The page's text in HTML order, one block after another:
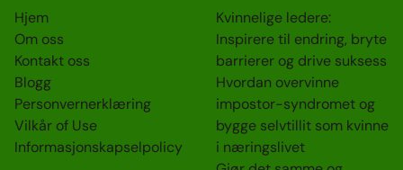
Hjem
Om oss
Kontakt oss
Blogg
Personvernerklæring
Vilkår of Use
Informasjonskapselpolicy
Kvinnelige ledere:
Inspirere til endring, bryte
barrierer og drive suksess
Hvordan overvinne
impostor-syndromet og
bygge selvtillit som kvinne
i næringslivet